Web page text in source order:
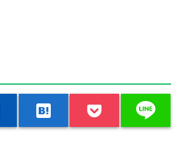
hatenabookmark line